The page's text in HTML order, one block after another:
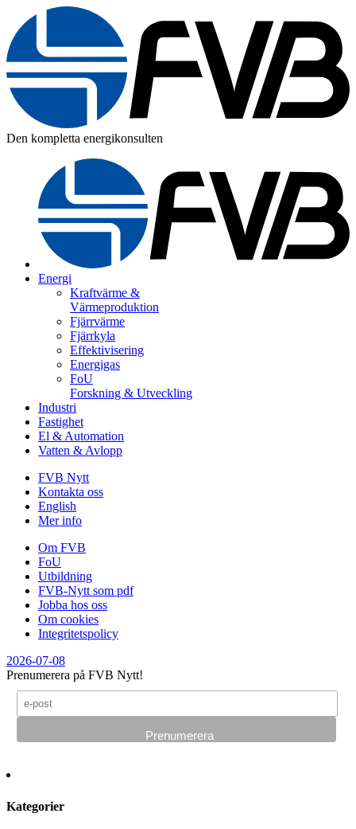
Den kompletta energikonsulten
Energi
Kraftvärme &
Värmeproduktion
Fjärrvärme
Fjärrkyla
Effektivisering
Energigas
FoU
Forskning & Utveckling
Industri
Fastighet
El & Automation
Vatten & Avlopp
FVB Nytt
Kontakta oss
English
Mer info
Om FVB
FoU
Utbildning
FVB-Nytt som pdf
Jobba hos oss
Om cookies
Integritetspolicy
2026-07-08
Prenumerera på FVB Nytt!
Kategorier